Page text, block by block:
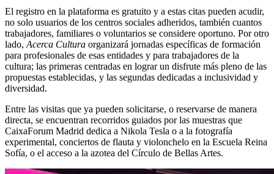
El registro en la plataforma es gratuito y a estas citas pueden acudir,
no solo usuarios de los centros sociales adheridos, también cuantos
trabajadores, familiares o voluntarios se considere oportuno. Por otro
lado, Acerca Cultura organizará jornadas específicas de formación
para profesionales de esas entidades y para trabajadores de la
cultura; las primeras centradas en lograr un disfrute más pleno de las
propuestas establecidas, y las segundas dedicadas a inclusividad y
diversidad.
Entre las visitas que ya pueden solicitarse, o reservarse de manera
directa, se encuentran recorridos guiados por las muestras que
CaixaForum Madrid dedica a Nikola Tesla o a la fotografía
experimental, conciertos de flauta y violonchelo en la Escuela Reina
Sofía, o el acceso a la azotea del Círculo de Bellas Artes.